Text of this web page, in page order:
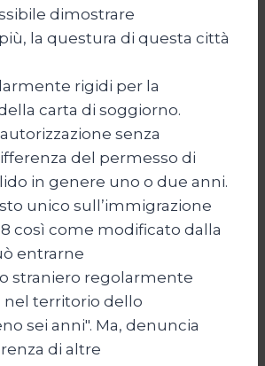
dimostrare
la questura di questa città
rigidi per la
carta di soggiorno.
senza
del permesso di
in genere uno o due anni.
unico sull’immigrazione
così come modificato dalla
entrarne
straniero regolarmente
territorio dello
sei anni". Ma, denuncia
di altre